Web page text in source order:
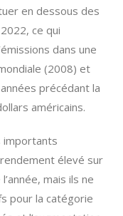
en dessous des
ce qui
dans une
(2008) et
précédant la
américains.
importants
élevé sur
mais ils ne
pour la catégorie